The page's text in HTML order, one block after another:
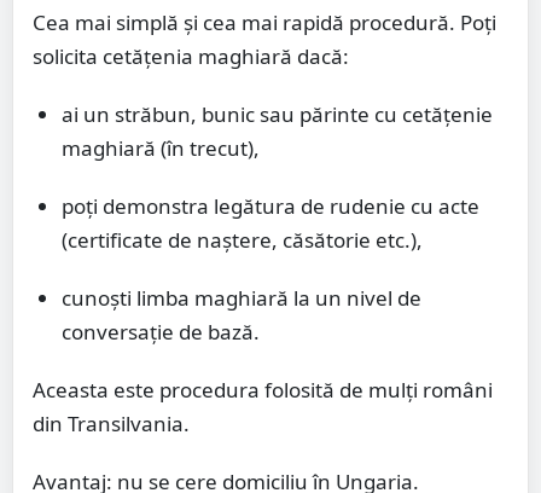
Cea mai simplă și cea mai rapidă procedură. Poți
solicita cetățenia maghiară dacă:
ai un străbun, bunic sau părinte cu cetățenie
maghiară (în trecut),
poți demonstra legătura de rudenie cu acte
(certificate de naștere, căsătorie etc.),
cunoști limba maghiară la un nivel de
conversație de bază.
Aceasta este procedura folosită de mulți români
din Transilvania.
Avantaj: nu se cere domiciliu în Ungaria.